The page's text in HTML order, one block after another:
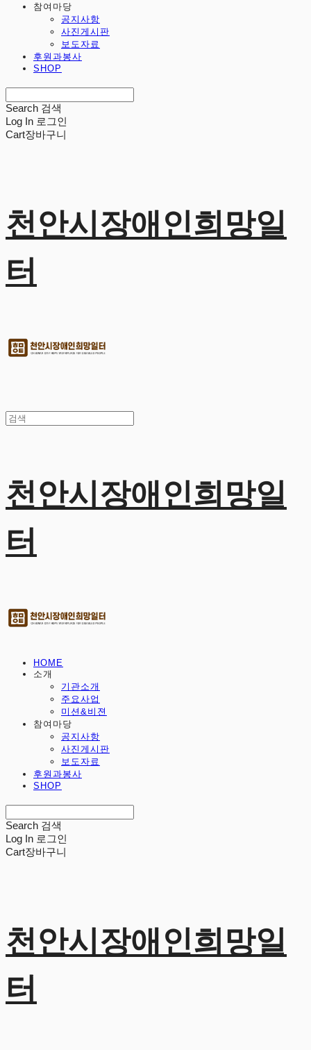
참여마당
공지사항
사진게시판
보도자료
후원과봉사
SHOP
Search 검색
Log In 로그인
Cart장바구니
천안시장애인희망일
터
천안시장애인희망일
터
HOME
소개
기관소개
주요사업
미션&비젼
참여마당
공지사항
사진게시판
보도자료
후원과봉사
SHOP
Search 검색
Log In 로그인
Cart장바구니
천안시장애인희망일
터